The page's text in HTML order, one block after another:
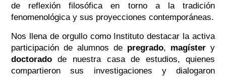
de reflexión filosófica en torno a la tradición
fenomenológica y sus proyecciones contemporáneas.
Nos llena de orgullo como Instituto destacar la activa
participación de alumnos de pregrado, magíster y
doctoradode nuestra casa de estudios, quienes
compartieron sus investigaciones y dialogaron